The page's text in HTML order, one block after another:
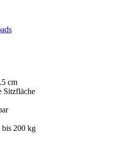
cm
Sitzfläche
bis 200 kg